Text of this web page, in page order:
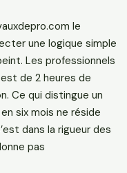
le
une logique simple
Les professionnels
de 2 heures de
Ce qui distingue un
six mois ne réside
dans la rigueur des
pas